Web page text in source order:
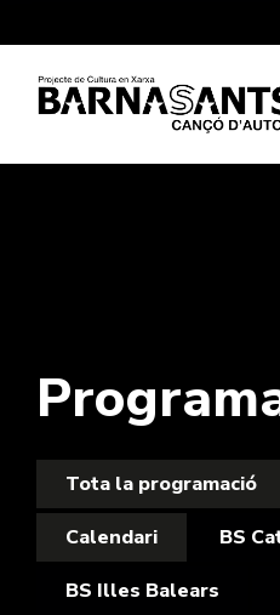
Tota la programació
Calendari
BS
BS Illes Balears